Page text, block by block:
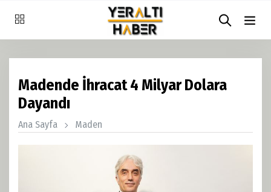
Madende İhracat 4 Milyar Dolara
Dayandı
Ana Sayfa Maden